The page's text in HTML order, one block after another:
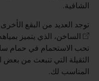
الشافية.
توجد العديد من البقع
الساخن، الذي يتميز
تحب الاستحمام في حمام
الثقيلة التي تنبعث من
المناسب لك.